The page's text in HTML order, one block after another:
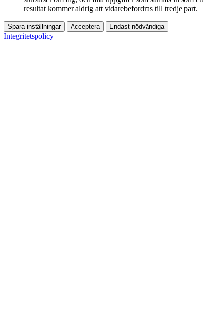
resultat kommer aldrig att vidarebefordras till tredje part.
Spara inställningar Acceptera Endast nödvändiga
Integritetspolicy